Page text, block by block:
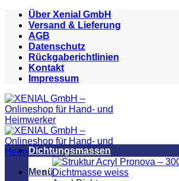
Zum
Inhalt
springen
Über Xenial GmbH
Versand & Lieferung
AGB
Datenschutz
Rückgaberichtlinien
Kontakt
Impressum
Menü
Dichtungsmassen